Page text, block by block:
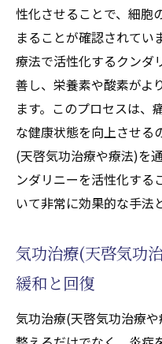
性化させることで、細胞
まることが確認されてい
療法で活性化するクンダ
善し、栄養素や酸素がよ
ます。このプロセスは、
な健康状態を向上させる
(天啓気功治療や療法)を
ンダリニーを活性化する
いて非常に効果的な手法
気功治療(天啓気功
緩和と回復
気功治療(天啓気功治療